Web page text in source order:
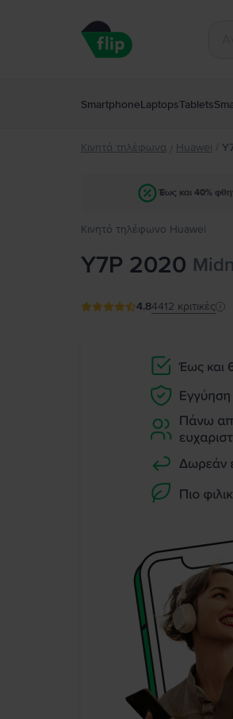
SmartphoneLaptopsTablets
Κινητά τηλέφωνα / Huawei /
Έως και 40%
Κινητό τηλέφωνο Huawei
Y7P 2020
4.84412 κριτικές